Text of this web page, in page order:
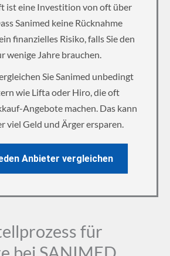
ist eine Investition von oft über
Sanimed keine Rücknahme
finanzielles Risiko, falls Sie den
wenige Jahre brauchen.
Sie Sanimed unbedingt
wie Lifta oder Hiro, die oft
Angebote machen. Das kann
viel Geld und Ärger ersparen.
Anbieter vergleichen
für